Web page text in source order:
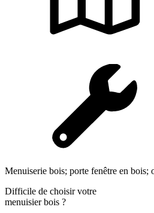
Menuiserie bois; porte fenêtre en bois;
Difficile de choisir votre
menuisier bois ?